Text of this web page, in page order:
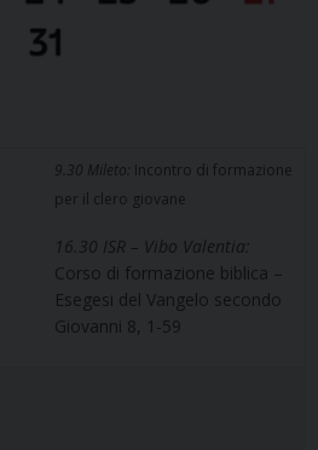
9.30 Mileto: Incontro di formazione
per il clero giovane
16.30 ISR – Vibo Valentia:
Corso di formazione biblica –
Esegesi del Vangelo secondo
Giovanni 8, 1-59